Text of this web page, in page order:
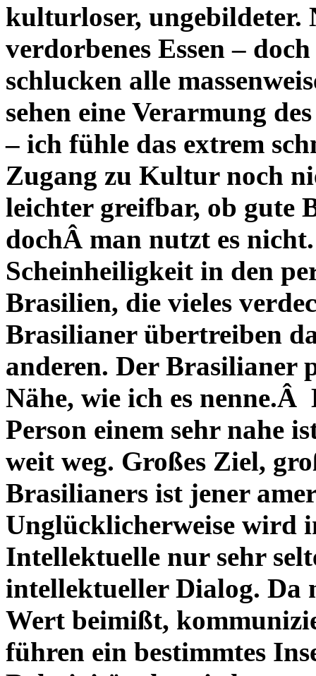
kulturloser, ungebildeter.
verdorbenes Essen –
schlucken alle
sehen eine Verarmung
– ich fühle das extrem
Zugang zu Kultur noch
leichter greifbar, ob gute
dochÂ man nutzt es
Scheinheiligkeit in den
Brasilien, die vieles
Brasilianer übertreiben
anderen. Der Brasilianer
Nähe, wie ich es nenne.Â
Person einem sehr nahe
weit weg. Großes Ziel,
Brasilianers ist jener
Unglücklicherweise wird
Intellektuelle nur sehr
intellektueller Dialog. Da
Wert beimißt,
führen ein bestimmtes